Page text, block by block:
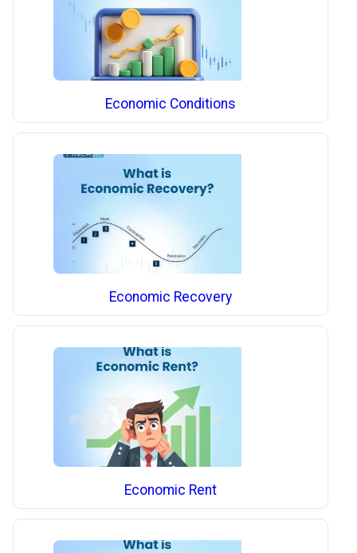
Economic Conditions
Economic Recovery
Economic Rent